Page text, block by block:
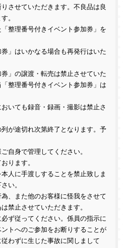
させていただきます。不良品は良
。
整理番号付きイベント参加券」を
」はいかなる場合も再発行はいた
」の譲渡・転売は禁止させていた
整理番号付きイベント参加券」は
いても録音・録画・撮影は禁止さ
が途切れ次第終了となります。予
自身で管理してください。
ります。
人に手渡しすることを禁止致しま
い。
、また他のお客様に怪我をさせて
禁止させていただきます。
ず従ってください。係員の指示に
トへのご参加をお断りすることが
わずに生じた事故に関しまして